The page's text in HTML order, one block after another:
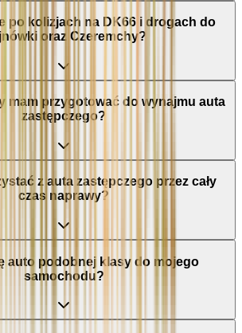
po kolizjach na DK66 i drogach do
oraz Czeremchy?
mam przygotować do wynajmu auta
zastępczego?
z auta zastępczego przez cały
czas naprawy?
auto podobnej klasy do mojego
samochodu?